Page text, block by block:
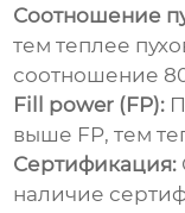
Соотношение
тем теплее
соотношение
Fill power (FP):
выше FP, тем
Сертификация:
наличие